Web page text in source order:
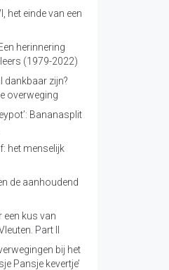
het einde van een
herinnering
(1979-2022)
dankbaar zijn?
overweging
Bananasplit
het menselijk
de aanhoudend
een kus van
Part II
bij het
Pansje kevertje’